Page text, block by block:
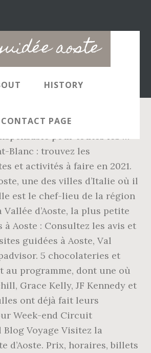
aoste
HISTORY
CONTACT PAGE
pour toutes les …
Blanc : trouvez les
et activités à faire en 2021.
une des villes d’Italie où il
est le chef-lieu de la région
d’Aoste, la plus petite
à Aoste : Consultez les avis et
guidées à Aoste, Val
5 chocolateries et
au programme, dont une où
Grace Kelly, JF Kennedy et
ont déjà fait leurs
Week-end Circuit
Voyage Visitez la
d’Aoste. Prix, horaires, billets